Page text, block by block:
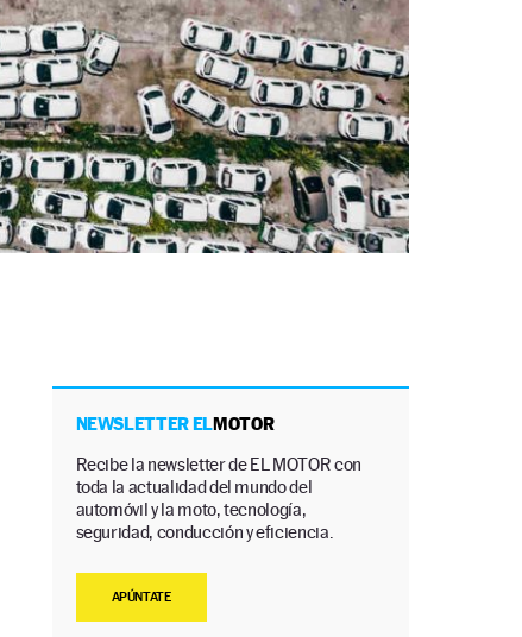
NEWSLETTER ELMOTOR
Recibe la newsletter de EL MOTOR con
toda la actualidad del mundo del
automóvil y la moto, tecnología,
seguridad, conducción y eficiencia.
APÚNTATE